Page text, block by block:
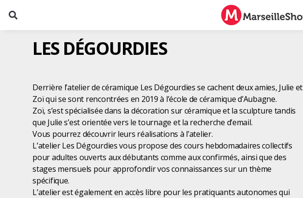
LES DÉGOURDIES
Derrière l’atelier de céramique Les Dégourdies se cachent deux amies, Julie et
Zoï qui se sont rencontrées en 2019 à l’école de céramique d’Aubagne.
Zoï, s’est spécialisée dans la décoration sur céramique et la sculpture tandis
que Julie s’est orientée vers le tournage et la recherche d’email.
Vous pourrez découvrir leurs réalisations à l’atelier.
L’atelier Les Dégourdies vous propose des cours hebdomadaires collectifs
pour adultes ouverts aux débutants comme aux confirmés, ainsi que des
stages mensuels pour approfondir vos connaissances sur un thème
spécifique.
L’atelier est également en accès libre pour les pratiquants autonomes qui